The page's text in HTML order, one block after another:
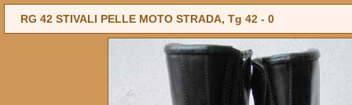
RG 42 STIVALI PELLE MOTO STRADA, Tg 42 - 0